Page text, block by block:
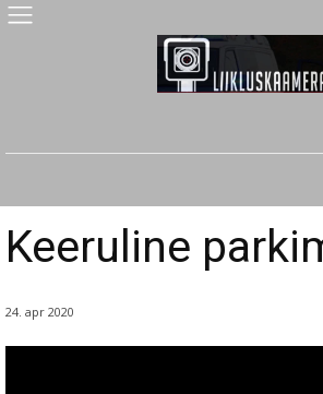
Keeruline
24. apr 2020